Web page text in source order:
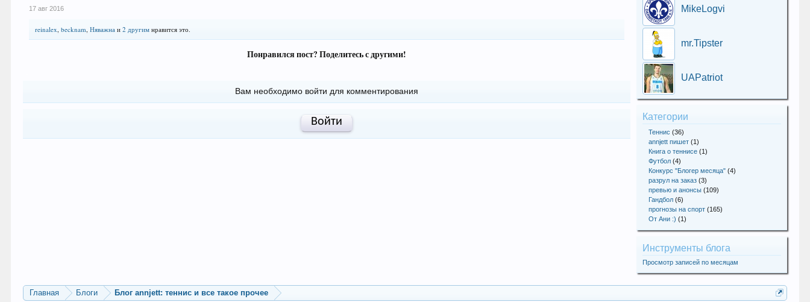
17 авг 2016
reinalex,becknam,Няважна и2 другим нравится это.
Понравился пост? Поделитесь с другими!
Вам необходимо войти для комментирования
Войти
MikeLogvi
mr.Tipster
UAPatriot
Категории
Теннис (36)
annjett пишет(1)
Книга о теннисе(1)
Футбол(4)
Конкурс "Блогер месяца"(4)
разрул на заказ(3)
превью и анонсы(109)
Гандбол(6)
прогнозы на спорт(165)
От Ани :) (1)
Инструменты блога
Просмотр записей по месяцам
Главная Блоги Блог annjett: теннис и все такое прочее